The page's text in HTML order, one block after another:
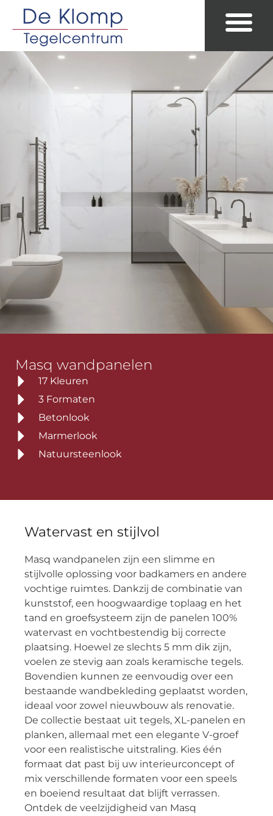
Watervast en stijlvol
Masq wandpanelen zijn een slimme en
stijlvolle oplossing voor badkamers en andere
vochtige ruimtes. Dankzij de combinatie van
kunststof, een hoogwaardige toplaag en het
tand en groefsysteem zijn de panelen 100%
watervast en vochtbestendig bij correcte
plaatsing. Hoewel ze slechts 5 mm dik zijn,
voelen ze stevig aan zoals keramische tegels.
Bovendien kunnen ze eenvoudig over een
bestaande wandbekleding geplaatst worden,
ideaal voor zowel nieuwbouw als renovatie.
De collectie bestaat uit tegels, XL-panelen en
planken, allemaal met een elegante V-groef
voor een realistische uitstraling. Kies één
formaat dat past bij uw interieurconcept of
mix verschillende formaten voor een speels
en boeiend resultaat dat blijft verrassen.
Ontdek de veelzijdigheid van Masq
Masq wandpanelen
17 Kleuren
3 Formaten
Betonlook
Marmerlook
Natuursteenlook